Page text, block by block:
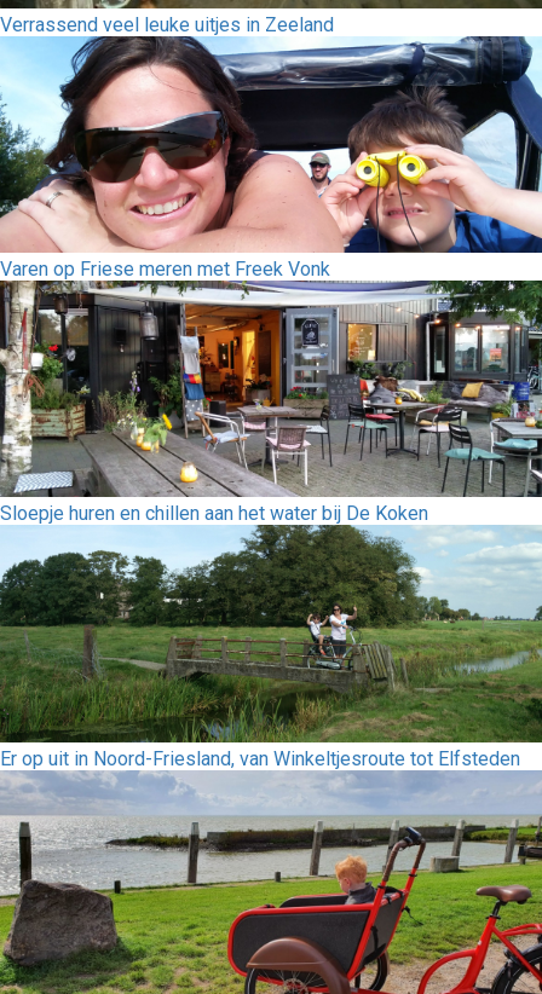
Verrassend veel leuke uitjes in Zeeland
Varen op Friese meren met Freek Vonk
Sloepje huren en chillen aan het water bij De Koken
Er op uit in Noord-Friesland, van Winkeltjesroute tot Elfsteden